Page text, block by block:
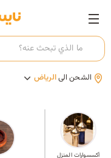
الشحن الىالرياض
أكسسوارات المنزل
إطارات صور